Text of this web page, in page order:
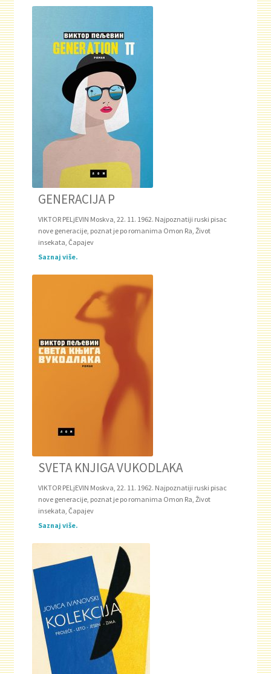
GENERACIJA P
VIKTOR PELjEVIN Moskva, 22. 11. 1962. Najpoznatiji ruski pisac
nove generacije, poznat je po romanima Omon Ra, Život
insekata, Čapajev
Saznaj više.
SVETA KNJIGA VUKODLAKA
VIKTOR PELjEVIN Moskva, 22. 11. 1962. Najpoznatiji ruski pisac
nove generacije, poznat je po romanima Omon Ra, Život
insekata, Čapajev
Saznaj više.